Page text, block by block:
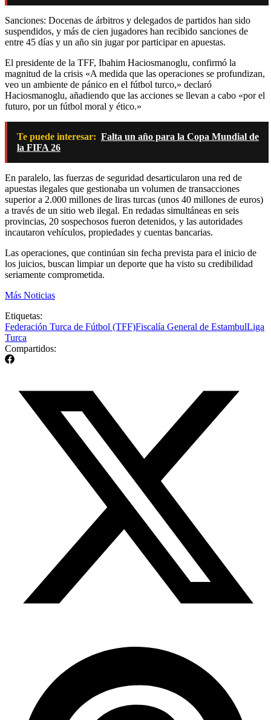
Sanciones: Docenas de árbitros y delegados de partidos han sido
suspendidos, y más de cien jugadores han recibido sanciones de
entre 45 días y un año sin jugar por participar en apuestas.
El presidente de la TFF, Ibahim Haciosmanoglu, confirmó la
magnitud de la crisis «A medida que las operaciones se profundizan,
veo un ambiente de pánico en el fútbol turco,» declaró
Haciosmanoglu, añadiendo que las acciones se llevan a cabo «por el
futuro, por un fútbol moral y ético.»
Te puede interesar: Falta un año para la Copa Mundial de
la FIFA 26
En paralelo, las fuerzas de seguridad desarticularon una red de
apuestas ilegales que gestionaba un volumen de transacciones
superior a 2.000 millones de liras turcas (unos 40 millones de euros)
a través de un sitio web ilegal. En redadas simultáneas en seis
provincias, 20 sospechosos fueron detenidos, y las autoridades
incautaron vehículos, propiedades y cuentas bancarias.
Las operaciones, que continúan sin fecha prevista para el inicio de
los juicios, buscan limpiar un deporte que ha visto su credibilidad
seriamente comprometida.
Más Noticias
Etiquetas:
Federación Turca de Fútbol (TFF)Fiscalía General de EstambulLiga
Turca
Compartidos: